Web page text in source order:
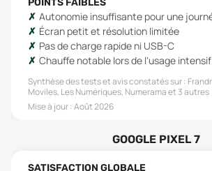
POINTS FAIBLES
Autonomie insuffisante pour une
Écran petit et résolution limitée
Pas de charge rapide ni USB-C
Chauffe notable lors de l'usage intensif
Synthèse des tests et avis constatés sur :
Moviles, Les Numériques, Numeramaet 3 autres
Mise à jour :Août 2026
GOOGLE PIXEL 7
SATISFACTION GLOBALE